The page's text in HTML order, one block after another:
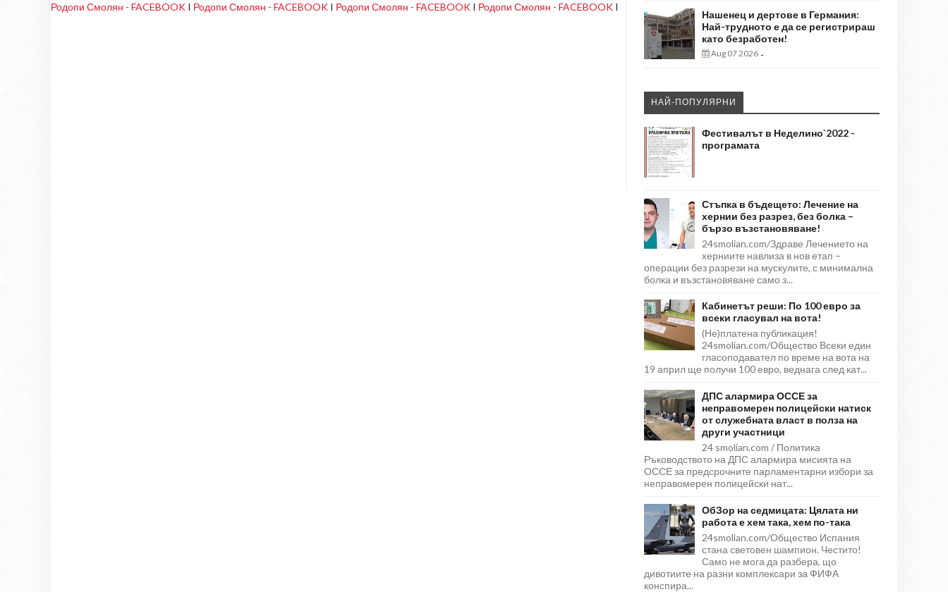
Родопи Смолян - FACEBOOK I Родопи Смолян - FACEBOOK I Родопи Смолян - FACEBOOK I Родопи Смолян - FACEBOOK I
Нашенец и дертове в Германия:
Най-трудното е да се регистрираш
като безработен!
Aug 07 2026 -
НАЙ-ПОПУЛЯРНИ
Фестивалът в Неделино`2022 -
програмата
Стъпка в бъдещето: Лечение на
хернии без разрез, без болка –
бързо възстановяване!
24smolian.com/Здраве Лечението на
херниите навлиза в нов етап –
операции без разрези на мускулите, с минимална
болка и възстановяване само з...
Кабинетът реши: По 100 евро за
всеки гласувал на вота!
(Не)платена публикация!
24smolian.com/Общество Всеки един
гласоподавател по време на вота на
19 април ще получи 100 евро, веднага след кат...
ДПС алармира ОССЕ за
неправомерен полицейски натиск
от служебната власт в полза на
други участници
24 smolian.com / Политика
Ръководството на ДПС алармира мисията на
ОССЕ за предсрочните парламентарни избори за
неправомерен полицейски нат...
ОбЗор на седмицата: Цялата ни
работа е хем така, хем по-така
24smolian.com/Общество Испания
стана световен шампион. Честито!
Само не мога да разбера, що
дивотиите на разни комплексари за ФИФА
конспира...